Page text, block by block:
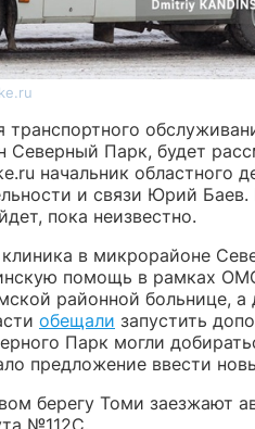
транспортного
Парк, будет
начальник областного
и связи Юрий
пока неизвестно.
в микрорайоне
помощь в рамках
районной больнице,
обещали запустить
Парк могли
предложение ввести
берегу Томи заезжают
№112С.